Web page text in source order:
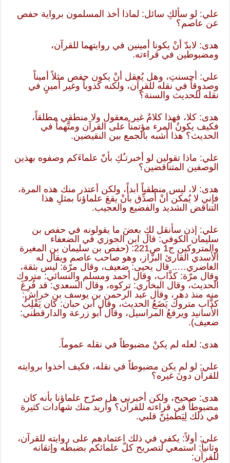
علي: لو سألكِ سائل: لماذا أخذ المسلمون برواية حفص
عن عاصم؟
هدى: لابدّ أنْ يكونا أمينين في روايتهما للقرآن،
ومضبوطين في قراءته.
علي: أحسنتِ، وهل يُعقل أنْ يكون حفص مثلاً أميناً
وصدوقاً في نقله للقرآن، ولكنه كذوباً وغير أمينٍ في
نقله للحديث والسنة؟
هدى: كلا، فهذا كلامٌ غير معقول ولا منطقي مطلقاً،
فكيف يكونُ المرء مؤتمناً على القرآن ومتَّهماً في
الحديث؟ هذا أشبه بالجمع بين النقيضين.
علي: ماذا تقولين لو أخبرتـُكِ بأنّ علماءَكم وصفوه بهذين
الوصفين المتناقضين؟
هدى: لا، ليس منطقياً أبداً، ولكن أعتذر منك هذه المرة،
فإني لا يُمكن أنْ أصدِّق بأنْ يقعَ علماؤنا بمثلِ هذا
التناقض الشديد والفضيع والعجيب.
علي: إذن سأنقل لكِ بعضَ ما يقولونه في حفص بن
سليمان الكوفي: قال ابن الجوزي في الضعفاء
والمتروكين ج1 ص221: (حفص بن سليمان بن المغيرة
الأسدي القارئ البزَّاز، وهو صاحب عاصم ويقال له
الغاضري….. قال يحيى: ضعيف، وقال مرّة: ليس بثقة،
وقال مرّة: كذَّاب، وقال أحمد ومسلم والنسائي: متروك
الحديث، وقال البخاري: تركوه، وقال السعدي: قد فُرِغَ
منه منذ دهر، وقال عبد الرحمن بن يوسف بن خراش:
كذَّاب متروك يَضَعُ الحديث، وقال ابن حبان: كان يَقْلِبُ
الأسانيد ويرفعُ المراسيل، وقال أبو زرعة والدارقطني:
ضعيف).
هدى: لعله لم يكنْ مضبوطاً في نقله عموماً.
علي: لو لم يكن مضبوطاً في نقله، فكيف أخذوا بروايته
للقرآن دونَ غيره؟
هدى: صحيح، ولكن أخبرني هل صرّح علماؤنا بأنه كان
مضبوطاً في قراءته للقرآن؟ وأريد منك شهادات كثيرة
في ذلك لِيَطمئِنّ قلبي.
علي: أولاً: يكفي في ذلك اعتمادهم على روايته للقرآن،
وثانياً: استمعي لتصريح كلّ علمائكم بضبطه وإتقانه
للقرآن: